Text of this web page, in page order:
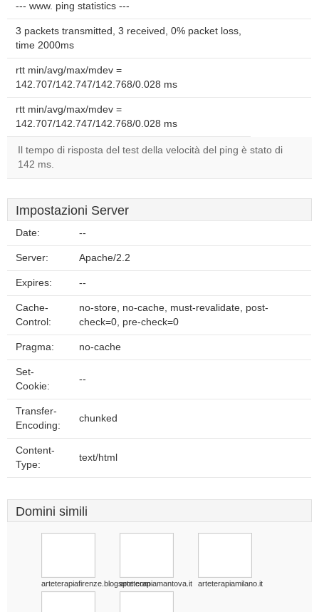
--- www. ping statistics ---
3 packets transmitted, 3 received, 0% packet loss,
time 2000ms
rtt min/avg/max/mdev =
142.707/142.747/142.768/0.028 ms
rtt min/avg/max/mdev =
142.707/142.747/142.768/0.028 ms
Il tempo di risposta del test della velocità del ping è stato di
142 ms.
Impostazioni Server
Date: --
Server: Apache/2.2
Expires: --
Cache-
Control:
no-store, no-cache, must-revalidate, post-
check=0, pre-check=0
Pragma: no-cache
Set-
Cookie:
--
Transfer-
Encoding:
chunked
Content-
Type:
text/html
Domini simili
arteterapiafirenze.blogspot.comarteterapiamantova.it arteterapiamilano.it